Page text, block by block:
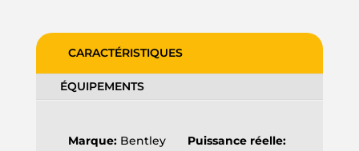
CARACTÉRISTIQUES
ÉQUIPEMENTS
Marque:Bentley
Puissance réelle: